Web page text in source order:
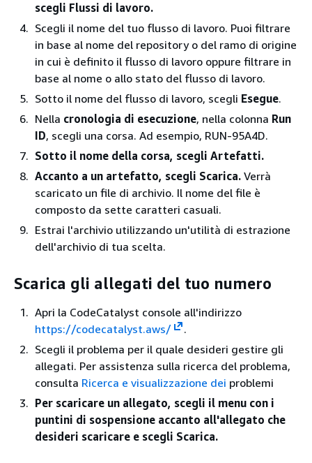
scegli Flussi di lavoro.
Scegli il nome del tuo flusso di lavoro. Puoi filtrare
in base al nome del repository o del ramo di origine
in cui è definito il flusso di lavoro oppure filtrare in
base al nome o allo stato del flusso di lavoro.
Sotto il nome del flusso di lavoro, scegli Esegue.
Nella cronologia di esecuzione, nella colonna Run
ID, scegli una corsa. Ad esempio, RUN-95A4D.
Sotto il nome della corsa, scegli Artefatti.
Accanto a un artefatto, scegli Scarica. Verrà
scaricato un file di archivio. Il nome del file è
composto da sette caratteri casuali.
Estrai l'archivio utilizzando un'utilità di estrazione
dell'archivio di tua scelta.
Scarica gli allegati del tuo numero
Apri la CodeCatalyst console all'indirizzo
https://codecatalyst.aws/
.
Scegli il problema per il quale desideri gestire gli
allegati. Per assistenza sulla ricerca del problema,
consulta Ricerca e visualizzazione dei problemi
Per scaricare un allegato, scegli il menu con i
puntini di sospensione accanto all'allegato che
desideri scaricare e scegli Scarica.